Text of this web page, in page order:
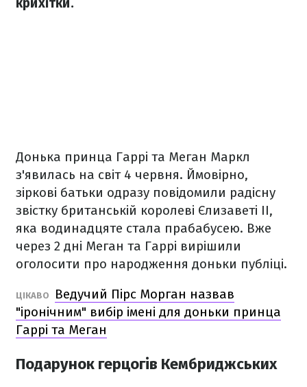
Донька принца Гаррі та Меган Маркл
з'явилась на світ 4 червня. Ймовірно,
зіркові батьки одразу повідомили радісну
звістку британській королеві Єлизаветі II,
яка водинадцяте стала прабабусею. Вже
через 2 дні Меган та Гаррі вирішили
оголосити про народження доньки публіці.
ЦІКАВО
Ведучий Пірс Морган назвав
"іронічним" вибір імені для доньки принца
Гаррі та Меган
Подарунок герцогів Кембриджських